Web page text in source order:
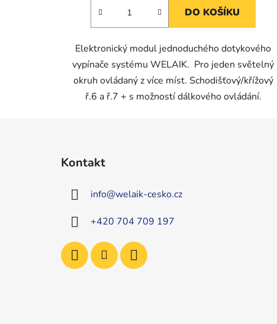
DO KOŠÍKU
Elektronický modul jednoduchého dotykového
vypínače systému WELAIK. Pro jeden světelný
okruh ovládaný z více míst. Schodišťový/křížový
ř.6 a ř.7 + s možností dálkového ovládání.
Kontakt
info@welaik-cesko.cz
+420 704 709 197